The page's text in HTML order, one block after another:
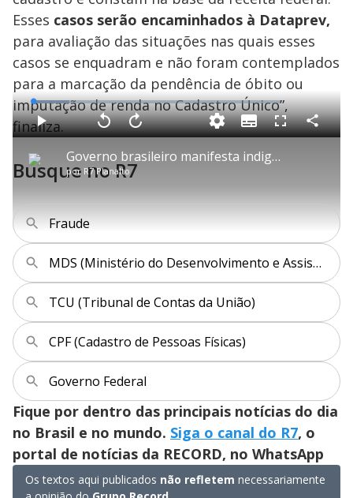
Esses casos serão encaminhados à Dataprev,
para avaliação das situações nas quais esses
casos se enquadram e não foram contemplados
para a marcação da pendência de óbito ou
imputação de renda no Cadastro Único”,
finaliza.
P
l
a
y
V
i
d
Governo brasileiro manifesta indignação com novo tarifaço dos Estados Unidos
por R7 Planalto
P V
t
a
r
1
o
A
n
ç
a
d
s
u
o
L
o
a
d
e
4
.
5
S
u
b
i
t
F C
o
Busque no R7
Fraude
MDS (Ministério do Desenvolvimento e Assistência Social, Família e Combate à Fome)
TCU (Tribunal de Contas da União)
CPF (Cadastro de Pessoas Físicas)
Governo Federal
Fique por dentro das principais notícias do dia
no Brasil e no mundo. Siga o canal do R7, o
portal de notícias da RECORD, no WhatsApp
Os textos aqui publicados não refletem necessariamente